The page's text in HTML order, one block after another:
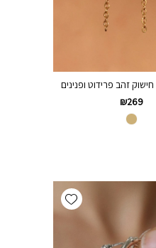
חישוק זהב פרידוט ופנינים
₪269
Add wishlist